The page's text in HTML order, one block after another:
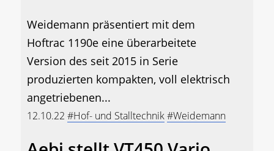
Weidemann präsentiert mit dem
Hoftrac 1190e eine überarbeitete
Version des seit 2015 in Serie
produzierten kompakten, voll elektrisch
angetriebenen...
12.10.22 #Hof- und Stalltechnik#Weidemann